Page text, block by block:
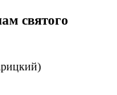
святого